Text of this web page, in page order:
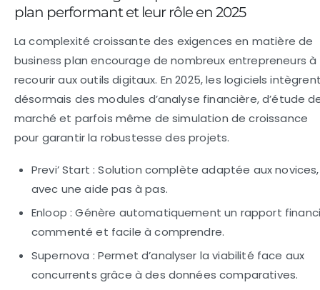
plan performant et leur rôle en 2025
La complexité croissante des exigences en matière de
business plan encourage de nombreux entrepreneurs à
recourir aux outils digitaux. En 2025, les logiciels
désormais des modules d’analyse financière, d’étude
marché et parfois même de simulation de croissance
pour garantir la robustesse des projets.
Previ’ Start : Solution complète adaptée aux novices,
avec une aide pas à pas.
Enloop : Génère automatiquement un rapport
commenté et facile à comprendre.
Supernova : Permet d’analyser la viabilité face aux
concurrents grâce à des données comparatives.